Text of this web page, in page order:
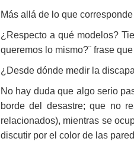
Más allá de lo que
¿Respecto a qué modelos?
queremos lo mismo?¨ frase
¿Desde dónde medir la
No hay duda que algo serio
borde del desastre; que no
relacionados), mientras se
discutir por el color de las